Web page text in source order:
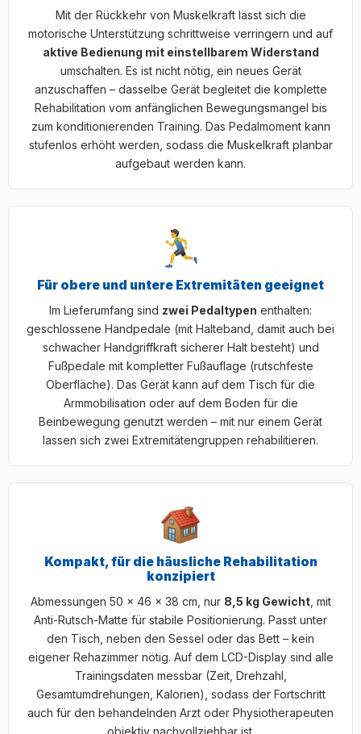
Mit der Rückkehr von Muskelkraft lässt sich die
motorische Unterstützung schrittweise verringern und auf
aktive Bedienung mit einstellbarem Widerstand
umschalten. Es ist nicht nötig, ein neues Gerät
anzuschaffen – dasselbe Gerät begleitet die komplette
Rehabilitation vom anfänglichen Bewegungsmangel bis
zum konditionierenden Training. Das Pedalmoment kann
stufenlos erhöht werden, sodass die Muskelkraft planbar
aufgebaut werden kann.
Für obere und untere Extremitäten geeignet
Im Lieferumfang sind zwei Pedaltypen enthalten:
geschlossene Handpedale (mit Halteband, damit auch bei
schwacher Handgriffkraft sicherer Halt besteht) und
Fußpedale mit kompletter Fußauflage (rutschfeste
Oberfläche). Das Gerät kann auf dem Tisch für die
Armmobilisation oder auf dem Boden für die
Beinbewegung genutzt werden – mit nur einem Gerät
lassen sich zwei Extremitätengruppen rehabilitieren.
Kompakt, für die häusliche Rehabilitation
konzipiert
Abmessungen 50 × 46 × 38 cm, nur 8,5 kg Gewicht, mit
Anti-Rutsch-Matte für stabile Positionierung. Passt unter
den Tisch, neben den Sessel oder das Bett – kein
eigener Rehazimmer nötig. Auf dem LCD-Display sind alle
Trainingsdaten messbar (Zeit, Drehzahl,
Gesamtumdrehungen, Kalorien), sodass der Fortschritt
auch für den behandelnden Arzt oder Physiotherapeuten
objektiv nachvollziehbar ist.